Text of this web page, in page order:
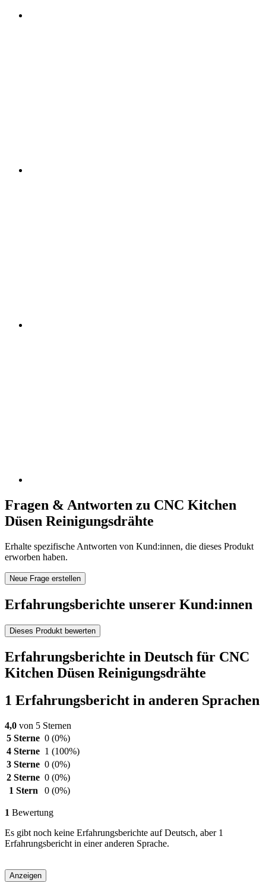
Fragen & Antworten zu CNC Kitchen
Düsen Reinigungsdrähte
Erhalte spezifische Antworten von Kund:innen, die dieses Produkt
erworben haben.
Neue Frage erstellen
Erfahrungsberichte unserer Kund:innen
Dieses Produkt bewerten
Erfahrungsberichte in Deutsch für CNC
Kitchen Düsen Reinigungsdrähte
1 Erfahrungsbericht in anderen Sprachen
4,0 von 5 Sternen
5 Sterne 0 (0%)
4 Sterne 1 (100%)
3 Sterne 0 (0%)
2 Sterne 0 (0%)
1 Stern
0 (0%)
1 Bewertung
Es gibt noch keine Erfahrungsberichte auf Deutsch, aber 1
Erfahrungsbericht in einer anderen Sprache.
Anzeigen